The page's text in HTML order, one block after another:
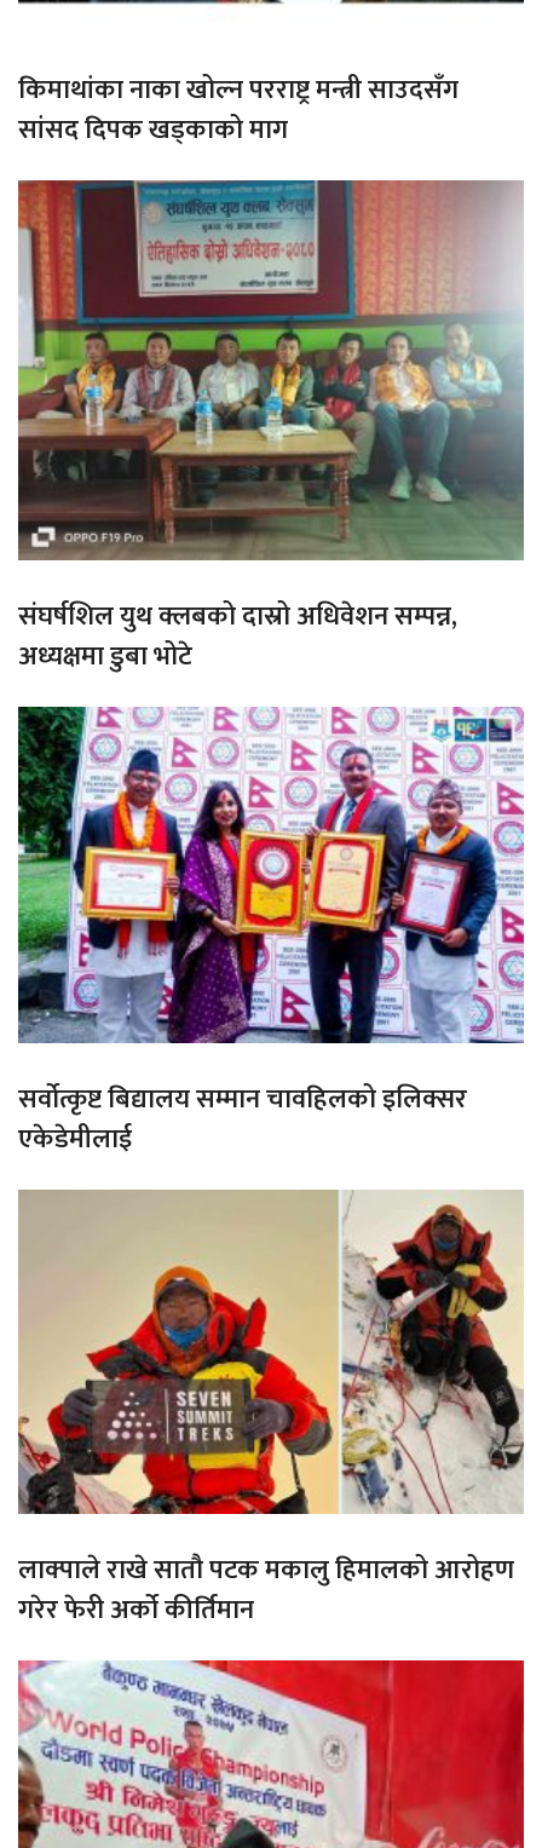
किमाथांका नाका खोल्न परराष्ट्र मन्त्री साउदसँग
सांसद दिपक खड्काको माग
संघर्षशिल युथ क्लबको दास्रो अधिवेशन सम्पन्न,
अध्यक्षमा डुबा भोटे
सर्वोत्कृष्ट बिद्यालय सम्मान चावहिलको इलिक्सर
एकेडेमीलाई
लाक्पाले राखे सातौ पटक मकालु हिमालको आरोहण
गरेर फेरी अर्को कीर्तिमान